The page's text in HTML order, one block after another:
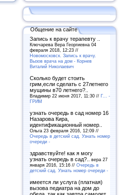
Общение на сайте
Запись к врачу терапевту ..
Ключарева Вера Георгиевна 04
февраля 2018, 12:23 //
Новомосковск. Запись к врачу.
Вызов врача на дом - Корнев
Виталий Николаевич
Сколько будет стоить
грим,если сделать с 27летнего
мущины в70 летнего?..
Владимир 22 июня 2017, 11:30 // Г... -
ГРИМ
узнать очередь в сад номер 16
Назарова Кира,
идентификационный номер..
Ольга 23 февраля 2016, 12:09 //
Очередь в детский сад. Узнать номер
очереди -
здравствуйте! как я могу
узнать очередь в сад?.. вера 27
января 2016, 15:16 // Очередь в
детский сад. Узнать номер очереди -
имеется ли услуга (платная)
вызова педиатра на дом до